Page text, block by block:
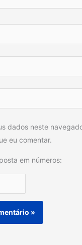
dados neste
eu comentar.
em números: